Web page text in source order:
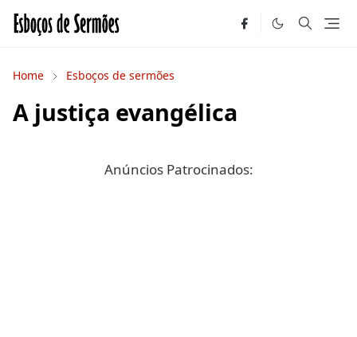
Home Esboços de sermões
A justiça evangélica
Anúncios Patrocinados: